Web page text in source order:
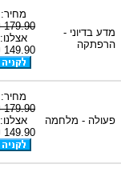
מדע בדיוני -
הרפתקה
מחיר:
179.90 ₪
אצלנו:
149.90 ₪
פעולה - מלחמה
מחיר:
179.90 ₪
אצלנו:
149.90 ₪